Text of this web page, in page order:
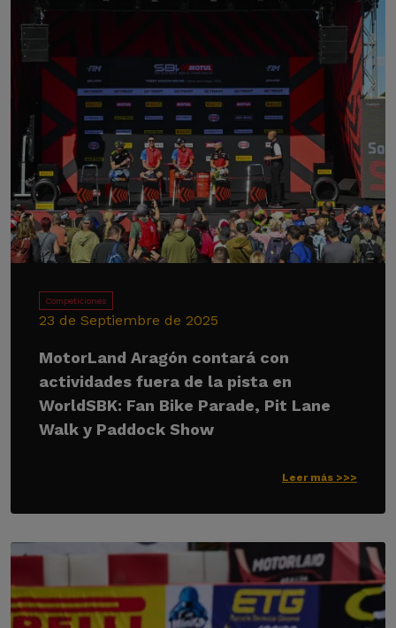
Competiciones
23 de Septiembre de 2025
MotorLand Aragón contará con
actividades fuera de la pista en
WorldSBK: Fan Bike Parade, Pit Lane
Walk y Paddock Show
Leer más >>>